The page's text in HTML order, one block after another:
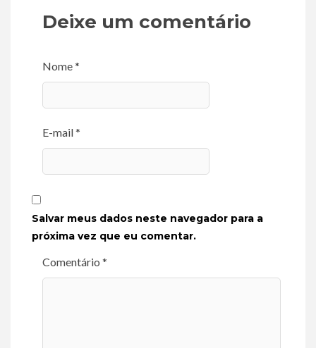
Deixe um comentário
Nome *
E-mail *
Salvar meus dados neste navegador para a
próxima vez que eu comentar.
Comentário *